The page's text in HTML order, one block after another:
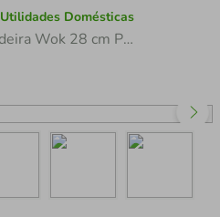
Utilidades Domésticas
Frigideira Wok 28 cm Preta com Tampa - 113928 - Fortaleza